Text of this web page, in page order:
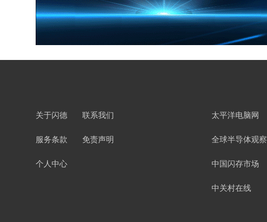
关于闪德 联系我们
服务条款 免责声明
个人中心
太平洋电脑网
全球半导体观察
中国闪存市场
中关村在线